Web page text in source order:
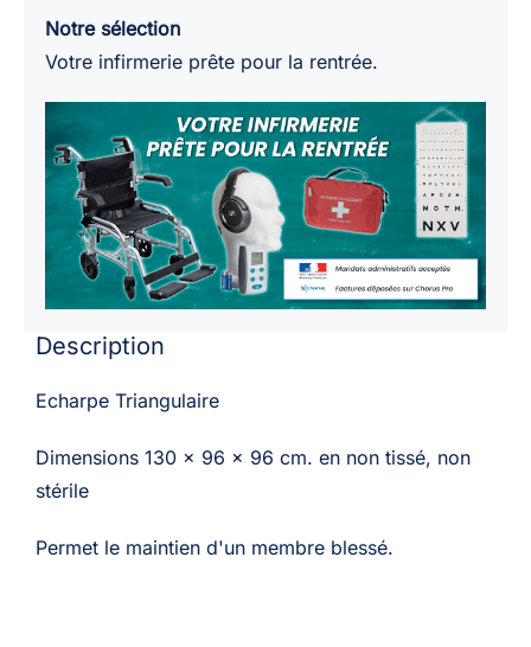
tissé
non
130x96x96cm
Notre sélection
Votre infirmerie prête pour la rentrée.
Description
Echarpe Triangulaire
Dimensions 130 x 96 x 96 cm. en non tissé, non
stérile
Permet le maintien d'un membre blessé.